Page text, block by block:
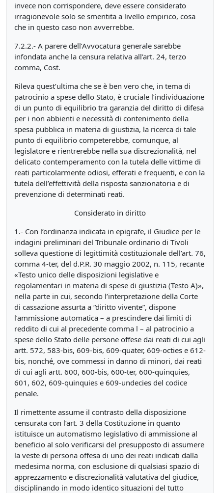
invece non corrispondere, deve essere considerato
irragionevole solo se smentita a livello empirico, cosa
che in questo caso non avverrebbe.
7.2.2.- A parere dell’Avvocatura generale sarebbe
infondata anche la censura relativa all’art. 24, terzo
comma, Cost.
Rileva quest’ultima che se è ben vero che, in tema di
patrocinio a spese dello Stato, è cruciale l’individuazione
di un punto di equilibrio tra garanzia del diritto di difesa
per i non abbienti e necessità di contenimento della
spesa pubblica in materia di giustizia, la ricerca di tale
punto di equilibrio competerebbe, comunque, al
legislatore e rientrerebbe nella sua discrezionalità, nel
delicato contemperamento con la tutela delle vittime di
reati particolarmente odiosi, efferati e frequenti, e con la
tutela dell’effettività della risposta sanzionatoria e di
prevenzione di determinati reati.
Considerato in diritto
1.- Con l’ordinanza indicata in epigrafe, il Giudice per le
indagini preliminari del Tribunale ordinario di Tivoli
solleva questione di legittimità costituzionale dell’art. 76,
comma 4-ter, del d.P.R. 30 maggio 2002, n. 115, recante
«Testo unico delle disposizioni legislative e
regolamentari in materia di spese di giustizia (Testo A)»,
nella parte in cui, secondo l’interpretazione della Corte
di cassazione assurta a “diritto vivente”, dispone
l’ammissione automatica – a prescindere dai limiti di
reddito di cui al precedente comma l – al patrocinio a
spese dello Stato delle persone offese dai reati di cui agli
artt. 572, 583-bis, 609-bis, 609-quater, 609-octies e 612-
bis, nonché, ove commessi in danno di minori, dai reati
di cui agli artt. 600, 600-bis, 600-ter, 600-quinquies,
601, 602, 609-quinquies e 609-undecies del codice
penale.
Il rimettente assume il contrasto della disposizione
censurata con l’art. 3 della Costituzione in quanto
istituisce un automatismo legislativo di ammissione al
beneficio al solo verificarsi del presupposto di assumere
la veste di persona offesa di uno dei reati indicati dalla
medesima norma, con esclusione di qualsiasi spazio di
apprezzamento e discrezionalità valutativa del giudice,
disciplinando in modo identico situazioni del tutto